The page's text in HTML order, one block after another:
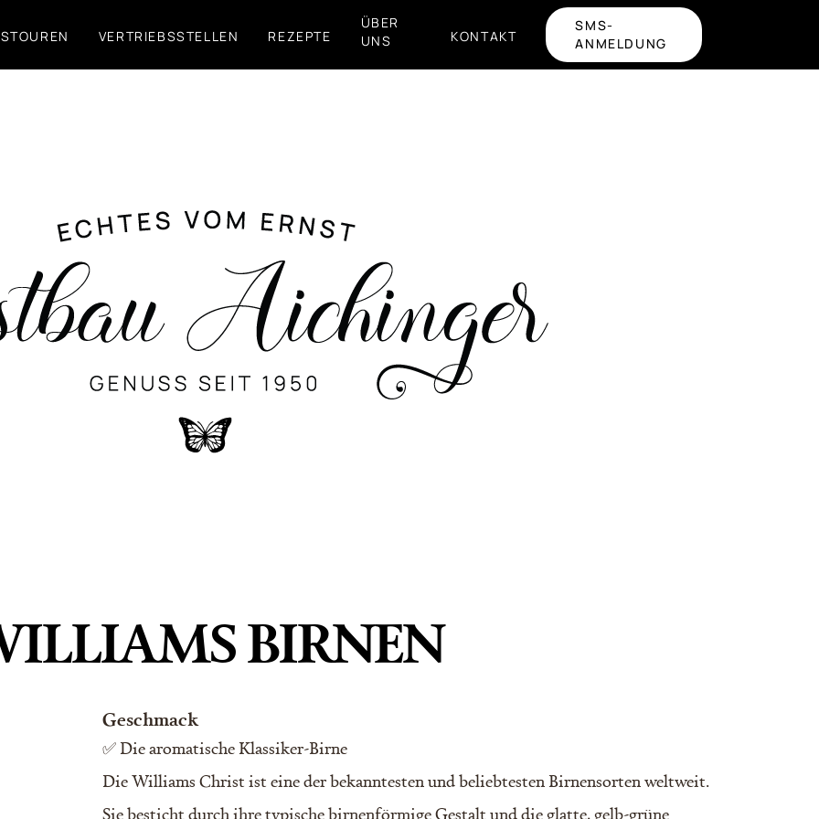
VERTRIEBSSTELLEN REZEPTE
ÜBER
UNS
KONTAKT
SMS-
ANMELDUNG
BIRNEN
Geschmack
✅ Die aromatische Klassiker-Birne
Die Williams Christ ist eine der bekanntesten und beliebtesten Birnensorten weltweit.
Sie besticht durch ihre typische birnenförmige Gestalt und die glatte, gelb-grüne